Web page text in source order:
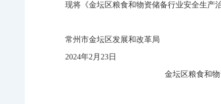
现将《金坛区粮食和物资储备行业安全生产
常州市金坛区发展和改革局
2024年2 月 23日
金坛区粮食和